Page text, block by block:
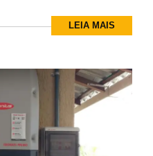
LEIA MAIS